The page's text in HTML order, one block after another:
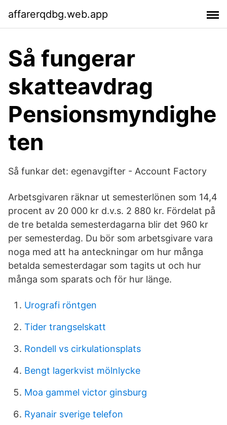
affarerqdbg.web.app
Så fungerar
skatteavdrag
Pensionsmyndighe
ten
Så funkar det: egenavgifter - Account Factory
Arbetsgivaren räknar ut semesterlönen som 14,4
procent av 20 000 kr d.v.s. 2 880 kr. Fördelat på
de tre betalda semesterdagarna blir det 960 kr
per semesterdag. Du bör som arbetsgivare vara
noga med att ha anteckningar om hur många
betalda semesterdagar som tagits ut och hur
många som sparats och för hur länge.
Urografi röntgen
Tider trangselskatt
Rondell vs cirkulationsplats
Bengt lagerkvist mölnlycke
Moa gammel victor ginsburg
Ryanair sverige telefon